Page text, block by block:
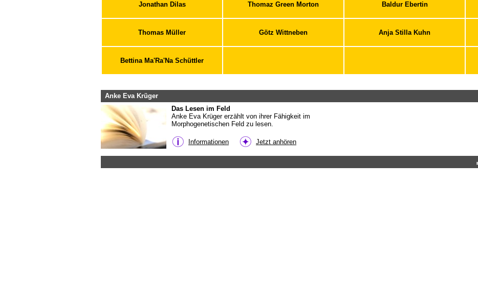
Jonathan Dilas Thomaz Green Morton Baldur Ebertin
Thomas Müller Götz Wittneben Anja Stilla Kuhn
Bettina Ma'Ra'Na Schüttler
Anke Eva Krüger
Das Lesen im Feld
Anke Eva Krüger erzählt von ihrer Fähigkeit im
Morphogenetischen Feld zu lesen.
Informationen Jetzt anhören